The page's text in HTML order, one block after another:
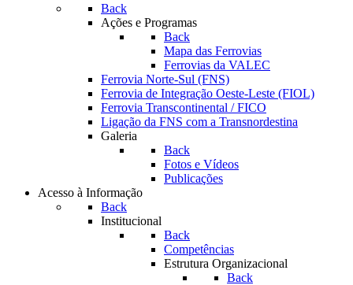
Back
Ações e Programas
Back
Mapa das Ferrovias
Ferrovias da VALEC
Ferrovia Norte-Sul (FNS)
Ferrovia de Integração Oeste-Leste (FIOL)
Ferrovia Transcontinental / FICO
Ligação da FNS com a Transnordestina
Galeria
Back
Fotos e Vídeos
Publicações
Acesso à Informação
Back
Institucional
Back
Competências
Estrutura Organizacional
Back